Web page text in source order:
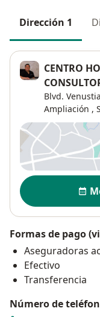
Dirección 1
CENTRO
Blvd.
Ampliación ,
Disponibilidad
Formas de pago
Aseguradoras
Efectivo
Transferencia
Número de